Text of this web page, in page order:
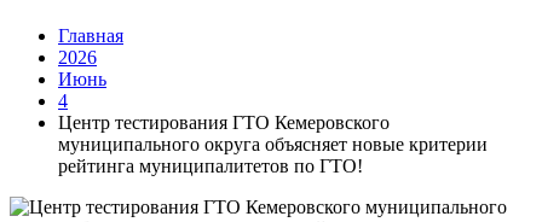
Главная
2026
Июнь
4
Центр тестирования ГТО Кемеровского
муниципального округа объясняет новые критерии
рейтинга муниципалитетов по ГТО!